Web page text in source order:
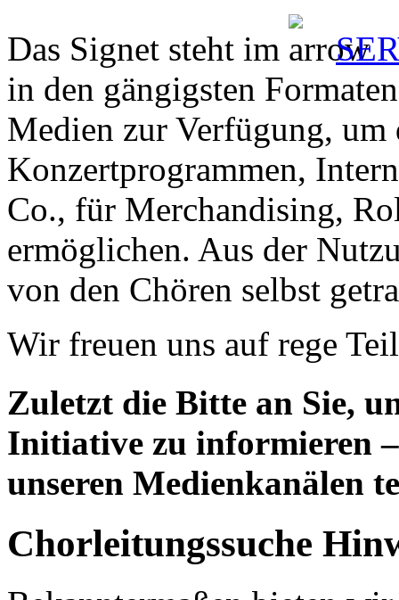
Das Signet steht im
in den gängigsten
Medien zur Verfügung, um
Konzertprogrammen,
Co., für Merchandising,
ermöglichen. Aus der
von den Chören selbst
Wir freuen uns auf rege
Zuletzt die Bitte an Sie,
Initiative zu informieren
unseren Medienkanälen
Chorleitungssuche